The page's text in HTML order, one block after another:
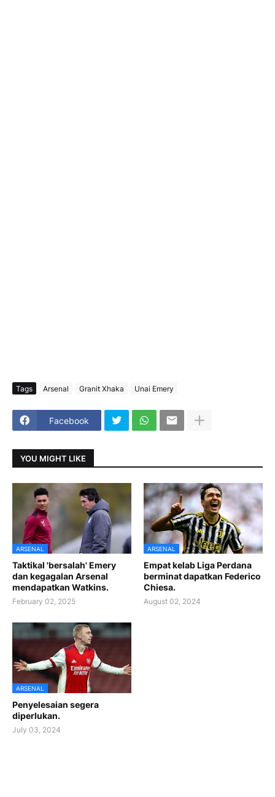
Tags Arsenal Granit Xhaka Unai Emery
Facebook
YOU MIGHT LIKE
ARSENAL
Taktikal 'bersalah' Emery
dan kegagalan Arsenal
mendapatkan Watkins.
February 02, 2025
ARSENAL
Empat kelab Liga Perdana
berminat dapatkan Federico
Chiesa.
August 02, 2024
ARSENAL
Penyelesaian segera
diperlukan.
July 03, 2024